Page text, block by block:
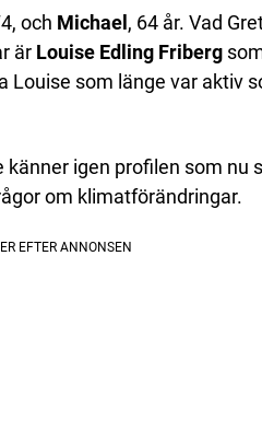
och Michael , 64 år. Vad
är Louise Edling Friberg
Louise som länge var aktiv
igen profilen som nu
om klimatförändringar.